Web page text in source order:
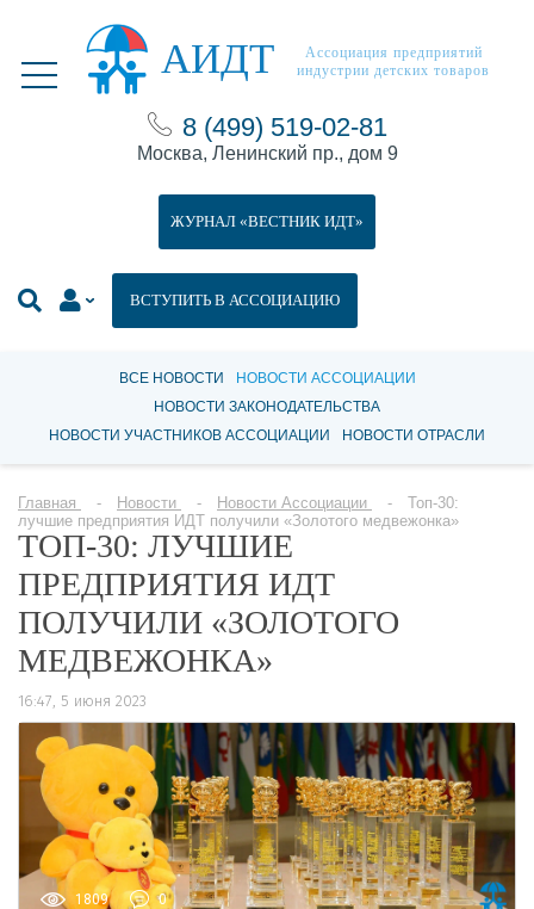
АИДТ
Ассоциация предприятий
индустрии детских товаров
8 (499) 519-02-81
Москва, Ленинский пр., дом 9
ВСТУПИТЬ В АССОЦИАЦИЮ
ЖУРНАЛ «ВЕСТНИК ИДТ»
ВСЕ НОВОСТИ
НОВОСТИ АССОЦИАЦИИ
НОВОСТИ ЗАКОНОДАТЕЛЬСТВА
НОВОСТИ УЧАСТНИКОВ АССОЦИАЦИИ
НОВОСТИ ОТРАСЛИ
Главная Новости Новости Ассоциации
Топ-30:
лучшие предприятия ИДТ получили «Золотого медвежонка»
ТОП-30: ЛУЧШИЕ
ПРЕДПРИЯТИЯ ИДТ
ПОЛУЧИЛИ «ЗОЛОТОГО
МЕДВЕЖОНКА»
16:47, 5 июня 2023
1809 0